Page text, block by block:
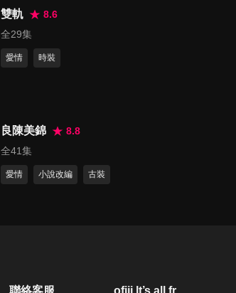
第23集
雙軌
8.6
全29集
愛情 時裝
良陳美錦
8.8
全41集
愛情 小說改編 古裝
聯絡客服